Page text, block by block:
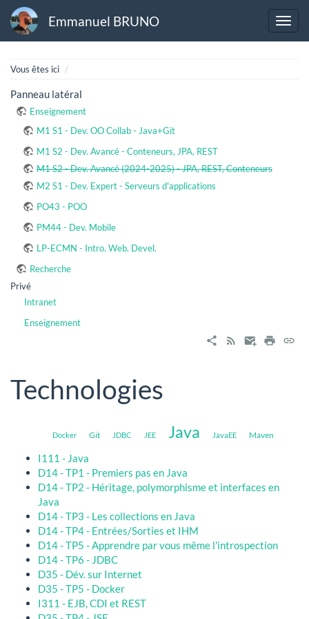
Emmanuel BRUNO
Vous êtes ici
Panneau latéral
Enseignement
M1 S1 - Dev. OO Collab - Java+Git
M1 S2 - Dev. Avancé - Conteneurs, JPA, REST
M1 S2 - Dev. Avancé (2024-2025) - JPA, REST, Conteneurs
M2 S1 - Dev. Expert - Serveurs d'applications
PO43 - POO
PM44 - Dev. Mobile
LP-ECMN - Intro. Web. Devel.
Recherche
Privé
Intranet
Enseignement
Technologies
Docker Git JDBC JEE Java JavaEE Maven
I111 - Java
D14 - TP1 - Premiers pas en Java
D14 - TP2 - Héritage, polymorphisme et interfaces en
Java
D14 - TP3 - Les collections en Java
D14 - TP4 - Entrées/Sorties et IHM
D14 - TP5 - Apprendre par vous même l'introspection
D14 - TP6 - JDBC
D35 - Dév. sur Internet
D35 - TP5 - Docker
I311 - EJB, CDI et REST